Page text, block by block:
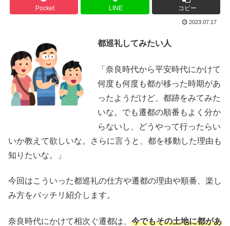
Pocket LINE コピー
2023.07.17
都巡礼してみたい人
「奈良時代から平安時代にかけて
何度も何度も都が移った時期があ
ったようだけど、都跡をみてみた
いな。でも遷都の順番もよく分か
らないし、どうやって行ったらい
いか教えて欲しいな。さらに言うと、都を移動した理由も
知りたいな。」
今回はこういった都巡礼の仕方や遷都の理由や順番、楽し
み方をバッチリ紹介します。
奈良時代にかけて相次ぐ遷都は、 今でもその土地に都があ